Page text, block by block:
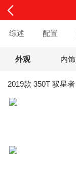
综述 配置
外观 内饰
2019款 350T 驭星者